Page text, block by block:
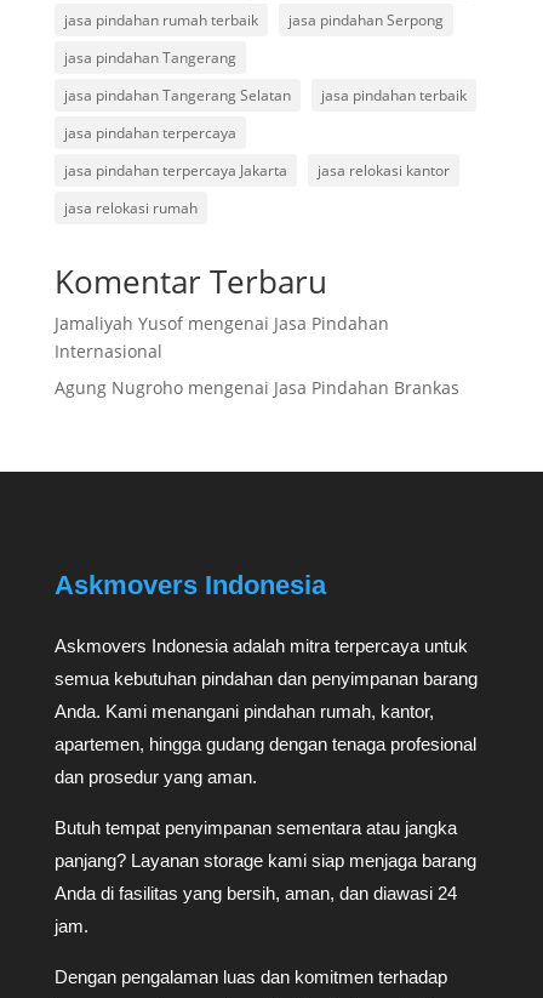
jasa pindahan rumah terbaik
jasa pindahan Serpong
jasa pindahan Tangerang
jasa pindahan Tangerang Selatan
jasa pindahan terbaik
jasa pindahan terpercaya
jasa pindahan terpercaya Jakarta
jasa relokasi kantor
jasa relokasi rumah
Komentar Terbaru
Jamaliyah Yusofmengenai Jasa Pindahan
Internasional
Agung Nugrohomengenai Jasa Pindahan Brankas
Askmovers Indonesia
Askmovers Indonesia adalah mitra terpercaya untuk
semua kebutuhan pindahan dan penyimpanan barang
Anda. Kami menangani pindahan rumah, kantor,
apartemen, hingga gudang dengan tenaga profesional
dan prosedur yang aman.
Butuh tempat penyimpanan sementara atau jangka
panjang? Layanan storage kami siap menjaga barang
Anda di fasilitas yang bersih, aman, dan diawasi 24
jam.
Dengan pengalaman luas dan komitmen terhadap